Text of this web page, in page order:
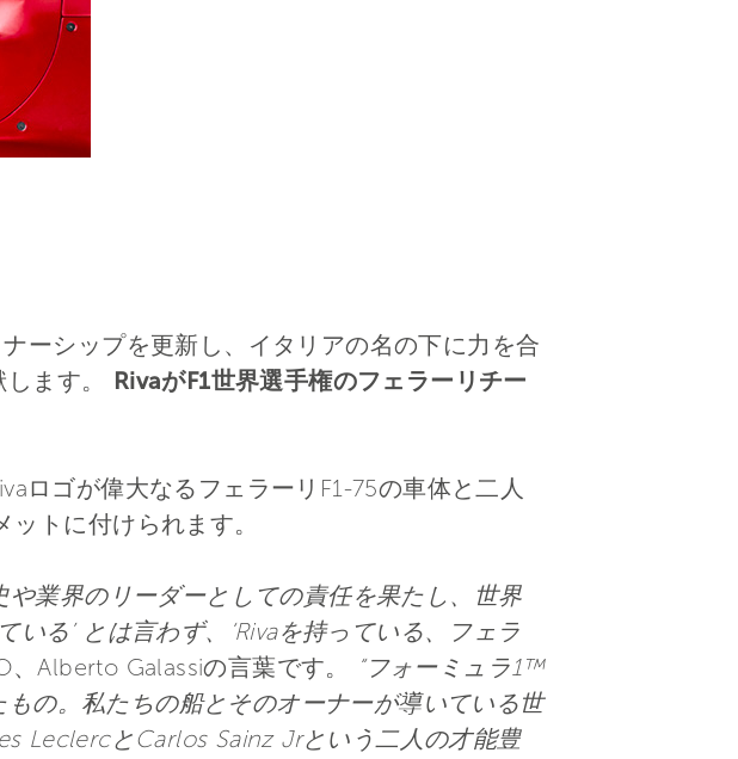
ーシップを更新し、イタリアの名の下に力を合
ます。 RivaがF1世界選手権のフェラーリチー
ロゴが偉大なるフェラーリF1-75の車体と二人
トに付けられます。
や業界のリーダーとしての責任を果たし、世界
る’ とは言わず、‘Rivaを持っている、フェラ
Alberto Galassiの言葉です。
“フォーミュラ1™
の。私たちの船とそのオーナーが導いている世
LeclercとCarlos Sainz Jrという二人の才能豊